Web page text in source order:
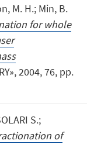
M. H.; Min, B.
for whole
2004, 76, pp.
S.;
of